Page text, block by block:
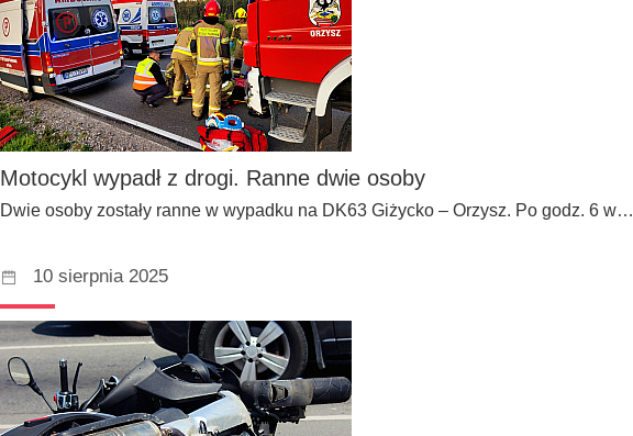
Motocykl wypadł z drogi. Ranne dwie osoby
Dwie osoby zostały ranne w wypadku na DK63 Giżycko – Orzysz. Po godz. 6 w…
10 sierpnia 2025